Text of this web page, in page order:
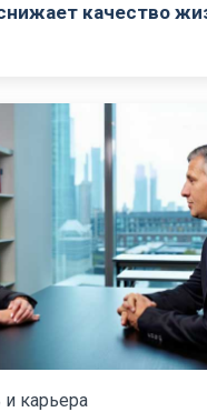
качество
карьера